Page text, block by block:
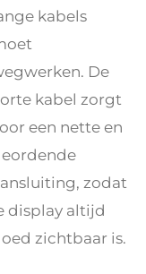
kabels
De
kabel zorgt
een nette en
zodat
display altijd
zichtbaar is.